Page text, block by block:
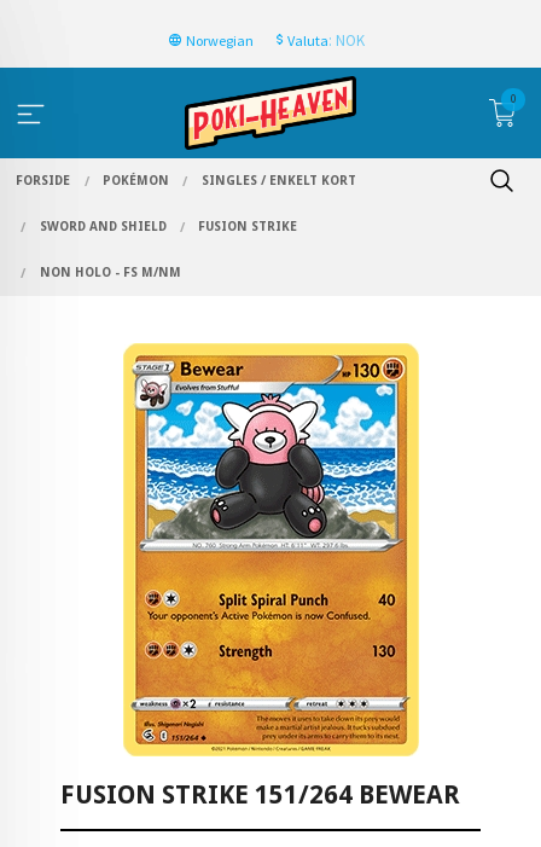
Norwegian Valuta: NOK
0
FORSIDE POKÉMON SINGLES / ENKELT KORT
SWORD AND SHIELD FUSION STRIKE
NON HOLO - FS M/NM
FUSION STRIKE 151/264 BEWEAR